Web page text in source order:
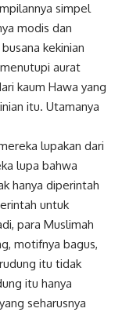
simpel
modis dan
kekinian
aurat
kaum Hawa yang
itu. Utamanya
lupakan dari
lupa bahwa
hanya diperintah
untuk
para Muslimah
motifnya bagus,
itu tidak
itu hanya
seharusnya